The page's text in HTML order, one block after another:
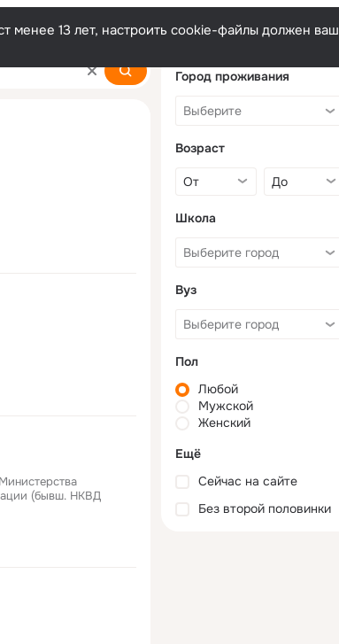
менее 13 лет, настроить cookie-файлы должен ваш
(бывш. НКВД
Город проживания
Возраст
Школа
Вуз
Пол
Любой
Мужской
Женский
Ещё
Сейчас на сайте
Без второй половинки